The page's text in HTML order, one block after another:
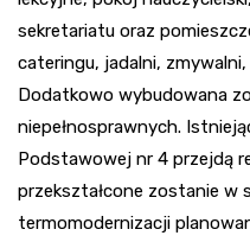
sekretariatu oraz
cateringu, jadalni,
Dodatkowo wybudowana
niepełnosprawnych.
Podstawowej nr 4 przejdą
przekształcone zostanie w
termomodernizacji